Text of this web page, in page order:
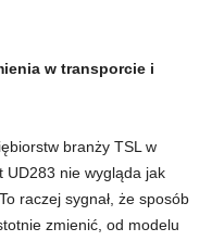
w transporcie i
branży TSL w
UD283 nie wygląda jak
raczej sygnał, że sposób
zmienić, od modelu